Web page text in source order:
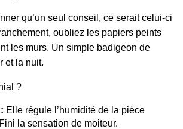
qu’un seul conseil, ce serait celui-ci
oubliez les papiers peints
les murs. Un simple badigeon de
et la nuit.
?
Elle régule l’humidité de la pièce
la sensation de moiteur.